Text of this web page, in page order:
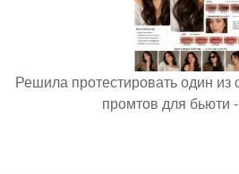
Решила протестировать один
промтов для бьюти